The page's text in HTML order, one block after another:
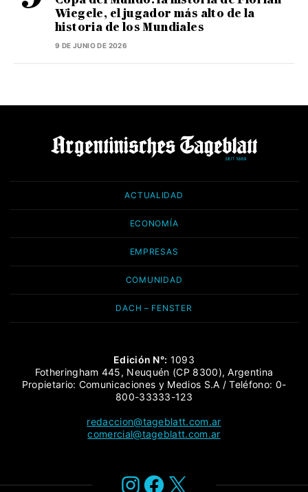
Wiegele, el jugador más alto de la
historia de los Mundiales
9 DE JUNIO DE 2026
ACTUALIDAD
ECONOMÍA
EMPRESAS
COMUNIDAD
DACH – FENSTER
Edición N°: 1093
Fotheringham 445, Neuquén (CP 8300), Argentina
Propietario: Comunicaciones y Medios S.A / Teléfono: 0-
800-33333-123
redaccion@tageblatt.com.ar
comercial@tageblatt.com.ar
Instagram
Facebook
X